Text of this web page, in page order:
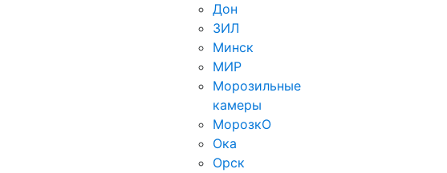
Дон
ЗИЛ
Минск
МИР
Морозильные
камеры
МорозкО
Ока
Орск